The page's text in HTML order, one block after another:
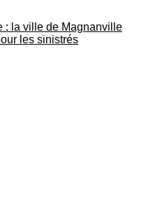
: la ville de Magnanville
les sinistrés